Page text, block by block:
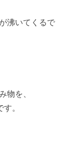
沸いてくるで
物を、
。